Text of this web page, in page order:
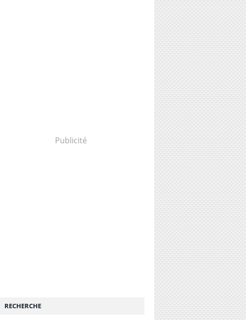
Publicité
RECHERCHE